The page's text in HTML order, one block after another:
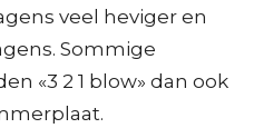
veel heviger en
Sommige
«3 2 1 blow» dan ook